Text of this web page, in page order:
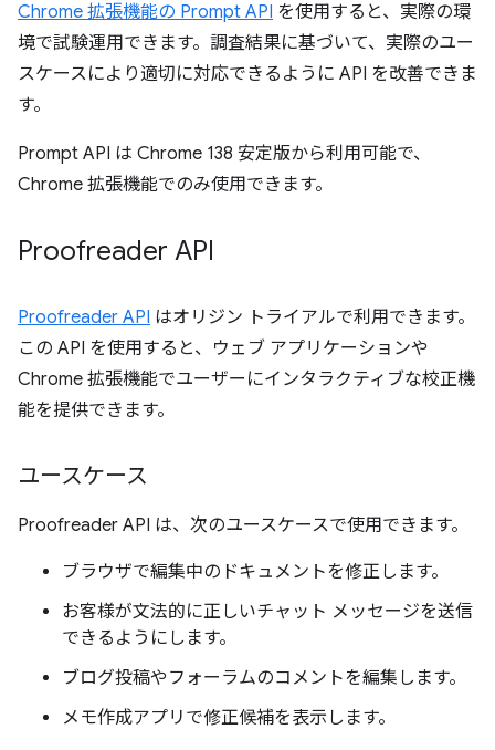
Chrome 拡張機能の Prompt API を使用すると、実際の環
境で試験運用できます。調査結果に基づいて、実際のユー
スケースにより適切に対応できるように API を改善できま
す。
Prompt API は Chrome 138 安定版から利用可能で、
Chrome 拡張機能でのみ使用できます。
Proofreader API
Proofreader API はオリジン トライアルで利用できます。
この API を使用すると、ウェブ アプリケーションや
Chrome 拡張機能でユーザーにインタラクティブな校正機
能を提供できます。
ユースケース
Proofreader API は、次のユースケースで使用できます。
ブラウザで編集中のドキュメントを修正します。
お客様が文法的に正しいチャット メッセージを送信
できるようにします。
ブログ投稿やフォーラムのコメントを編集します。
メモ作成アプリで修正候補を表示します。